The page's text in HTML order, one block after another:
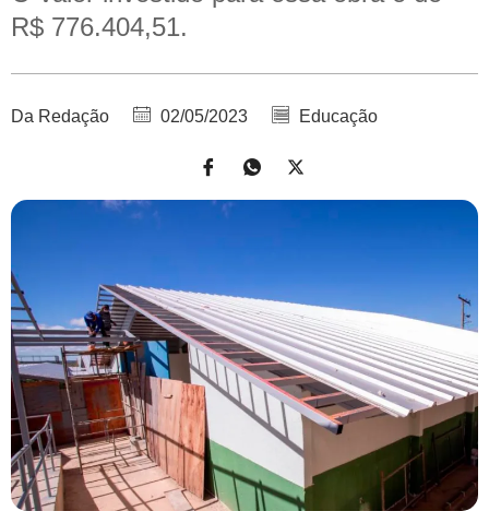
R$ 776.404,51.
Da Redação 02/05/2023 Educação